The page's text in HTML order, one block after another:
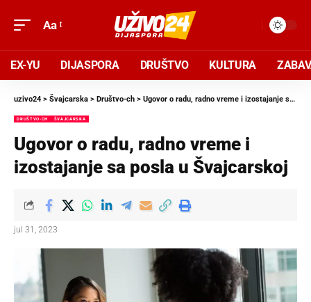
Aa
EX-YU DIJASPORA DRUŠTVO KULTURA
uzivo24 > Švajcarska > Društvo-ch > Ugovor o radu, radno vreme i izostajanje sa posla u Švajcarskoj
DRUŠTVO-CH ŠVAJCARSKA
Ugovor o radu, radno vreme i
izostajanje sa posla u Švajcarskoj
jul 31, 2023